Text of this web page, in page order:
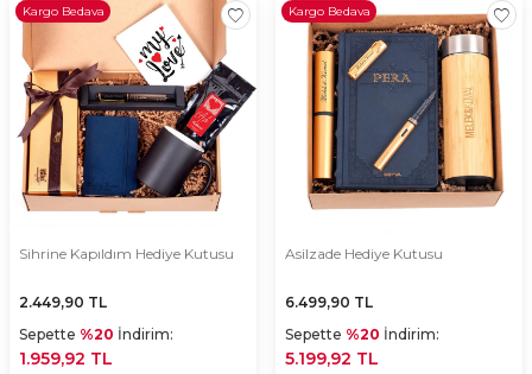
Kargo Bedava
Sihrine Kapıldım Hediye Kutusu
2.449,90 TL
Sepette %20 İndirim:
1.959,92 TL
Kargo Bedava
Asilzade Hediye Kutusu
6.499,90 TL
Sepette %20 İndirim:
5.199,92 TL